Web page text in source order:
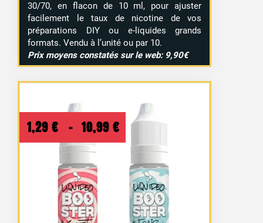
30/70, en flacon de 10 ml, pour ajuster
facilement le taux de nicotine de vos
préparations DIY ou e-liquides grands
formats. Vendu à l’unité ou par 10.
Prix moyens constatés sur le web: 9,90€
1,29 € – 10,99 €
Plage
de
prix :
1,29 €